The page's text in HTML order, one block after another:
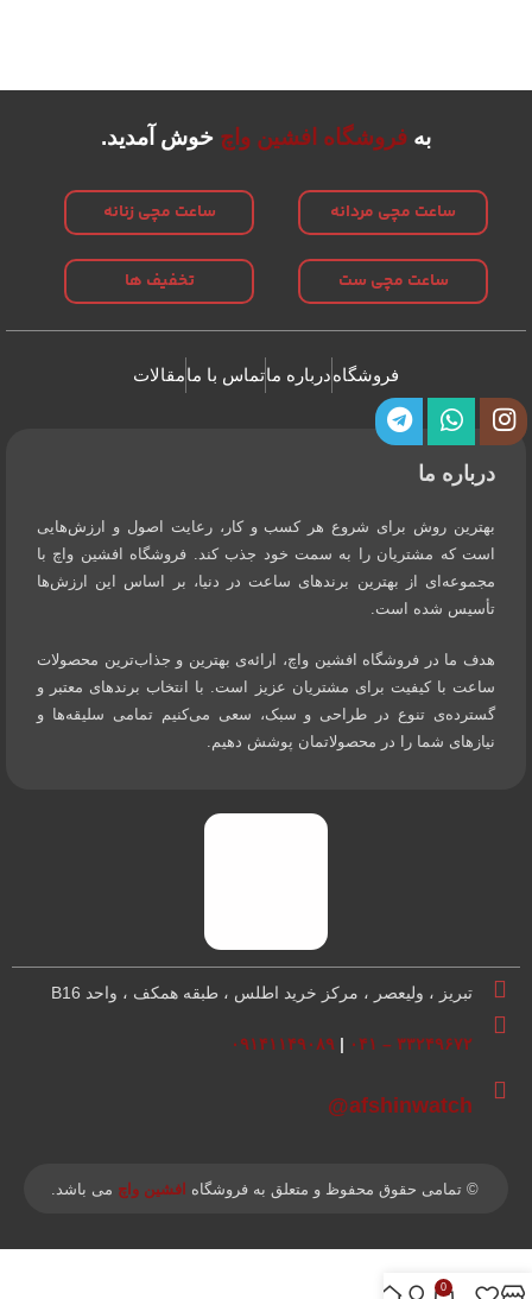
به فروشگاه افشین واچ خوش آمدید.
ساعت مچی مردانه ساعت مچی زنانه
ساعت مچی ست تخفیف ها
فروشگاهدرباره ماتماس با مامقالات
درباره ما
بهترین روش برای شروع هر کسب و کار، رعایت اصول و ارزش‌هایی
است که مشتریان را به سمت خود جذب کند. فروشگاه افشین واچ با
مجموعه‌ای از بهترین برندهای ساعت در دنیا، بر اساس این ارزش‌ها
تأسیس شده است.
هدف ما در فروشگاه افشین واچ، ارائه‌ی بهترین و جذاب‌ترین محصولات
ساعت با کیفیت برای مشتریان عزیز است. با انتخاب برندهای معتبر و
گسترده‌ی تنوع در طراحی و سبک، سعی می‌کنیم تمامی سلیقه‌ها و
نیازهای شما را در محصولاتمان پوشش دهیم.
تبریز ، ولیعصر ، مرکز خرید اطلس ، طبقه همکف ، واحد B16
۳۳۲۴۹۶۷۲ – ۰۴۱ | ۰۹۱۴۱۱۴۹۰۸۹
afshinwatch@
© تمامی حقوق محفوظ و متعلق به فروشگاه افشین واچ می باشد.
0